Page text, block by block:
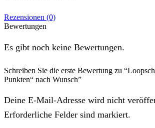
Rezensionen (0)
Bewertungen
Es gibt noch keine Bewertungen.
Schreiben Sie die erste Bewertung zu
Punkten“ nach Wunsch”
Deine E-Mail-Adresse wird nicht
Erforderliche Felder sind markiert.